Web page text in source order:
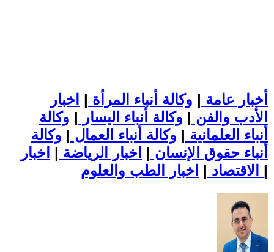
أخبار عامة | وكالة أنباء المرأة | اخبار
الأدب والفن | وكالة أنباء اليسار | وكالة
أنباء العلمانية | وكالة أنباء العمال | وكالة
أنباء حقوق الإنسان | اخبار الرياضة | اخبار
الاقتصاد | |